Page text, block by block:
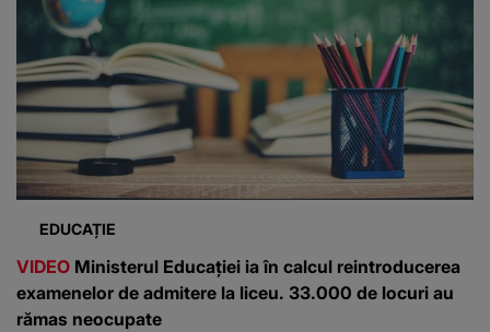
EDUCAȚIE
VIDEO Ministerul Educației ia în calcul reintroducerea
examenelor de admitere la liceu. 33.000 de locuri au
rămas neocupate